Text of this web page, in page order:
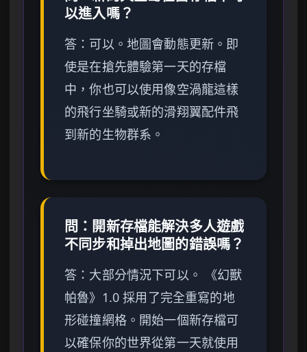
以進入嗎？
答：可以。地圖會動態更新。即
使是在搶先體驗第一天的存檔
中，你也可以使用像空渦龍這樣
的飛行坐騎或新的滑翔翼配件飛
到新的生物群系。
問：開新存檔能解決多人遊戲
不同步和掉出地圖的錯誤嗎？
答：大部分情況下可以。 《幻獸
帕魯》1.0 採用了完全重寫的地
形碰撞網格。開始一個新存檔可
以確保你的世界從第一天就使用